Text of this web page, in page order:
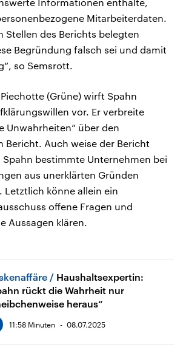
Mitarbeiterdaten.
Stellen des Berichts belegten
Begründung falsch sei und damit
so Semsrott.
(Grüne) wirft Spahn
vor. Er verbreite
Unwahrheiten“ über den
Bericht. Auch weise der Bericht
bestimmte Unternehmen bei
aus unerklärten Gründen
Letztlich könne allein ein
offene Fragen und
Aussagen klären.
Haushaltsexpertin:
rückt die Wahrheit nur
heraus“
11:58 Minuten 08.07.2025